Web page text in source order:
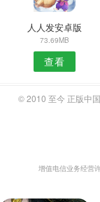
人人发安卓版
73.69MB
查看
© 2010 至今 正版中
增值电信业务经营